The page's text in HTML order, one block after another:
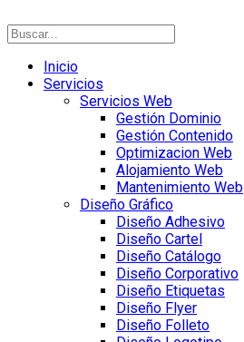
Inicio
Servicios
Servicios Web
Gestión Dominio
Gestión Contenido
Optimizacion Web
Alojamiento Web
Mantenimiento Web
Diseño Gráfico
Diseño Adhesivo
Diseño Cartel
Diseño Catálogo
Diseño Corporativo
Diseño Etiquetas
Diseño Flyer
Diseño Folleto